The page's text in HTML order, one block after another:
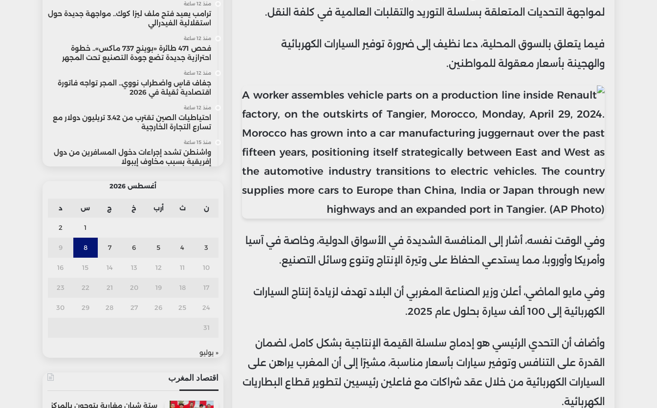
لمواجهة التحديات المتعلقة بسلسلة التوريد والتقلبات العالمية في كلفة النقل.
فيما يتعلق بالسوق المحلية، دعا نظيف إلى ضرورة توفير السيارات الكهربائية
والهجينة بأسعار معقولة للمواطنين.
وفي الوقت نفسه، أشار إلى المنافسة الشديدة في الأسواق الدولية، وخاصة في آسيا
وأمريكا وأوروبا، مما يستدعي الحفاظ على وتيرة الإنتاج وتنوع وسائل التصنيع.
وفي مايو الماضي، أعلن وزير الصناعة المغربي أن البلاد تهدف لزيادة إنتاج السيارات
الكهربائية إلى 100 ألف سيارة بحلول عام 2025.
وأضاف أن التحدي الرئيسي هو إدماج سلسلة القيمة الإنتاجية بشكل كامل، لضمان
القدرة على التنافس وتوفير سيارات بأسعار مناسبة، مشيرًا إلى أن المغرب يراهن على
السيارات الكهربائية من خلال عقد شراكات مع فاعلين رئيسيين لتطوير قطاع البطاريات
الكهربائية.
منذ 12 ساعة
ترامب يعيد فتح ملف ليزا كوك.. مواجهة جديدة حول
استقلالية الفيدرالي
منذ 12 ساعة
فحص 471 طائرة «بوينج 737 ماكس».. خطوة
احترازية جديدة تضع جودة التصنيع تحت المجهر
منذ 12 ساعة
جفاف قاسٍ واضطراب نووي.. المجر تواجه فاتورة
اقتصادية ثقيلة في 2026
منذ 12 ساعة
احتياطيات الصين تقترب من 3.42 تريليون دولار مع
تسارع التجارة الخارجية
منذ 15 ساعة
واشنطن تشدد إجراءات دخول المسافرين من دول
إفريقية بسبب مخاوف إيبولا
أغسطس 2026
ن ث أرب خ ج س د
1
2
3
4
5
6
7
8
9
10
11
12
13
14
15
16
17
18
19
20
21
22
23
24
25
26
27
28
29
30
31
« يوليو
اقتصاد المغرب
ستة شبان مغاربة يتوجون بالمركز